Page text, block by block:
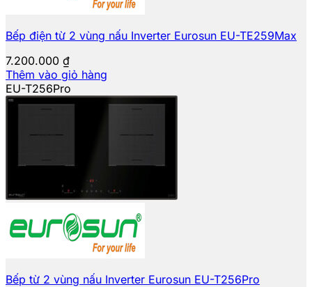
Bếp điện từ 2 vùng nấu Inverter Eurosun EU-TE259Max
7.200.000 ₫
Thêm vào giỏ hàng
EU-T256Pro
Bếp từ 2 vùng nấu Inverter Eurosun EU-T256Pro